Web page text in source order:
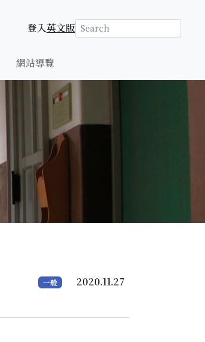
登入英文版
網站導覽
一般 2020.11.27